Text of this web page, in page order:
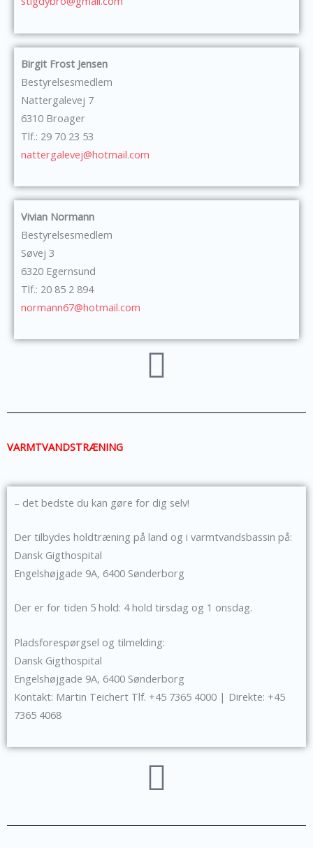
Birgit Frost Jensen
Bestyrelsesmedlem
Nattergalevej 7
6310 Broager
Tlf.: 29 70 23 53
nattergalevej@hotmail.com
Vivian Normann
Bestyrelsesmedlem
Søvej 3
6320 Egernsund
Tlf.: 20 85 2 894
normann67@hotmail.com
VARMTVANDSTRÆNING
– det bedste du kan gøre for dig selv!
Der tilbydes holdtræning på land og i varmtvandsbassin på:
Dansk Gigthospital
Engelshøjgade 9A, 6400 Sønderborg
Der er for tiden 5 hold: 4 hold tirsdag og 1 onsdag.
Pladsforespørgsel og tilmelding:
Dansk Gigthospital
Engelshøjgade 9A, 6400 Sønderborg
Kontakt: Martin Teichert Tlf. +45 7365 4000 | Direkte: +45
7365 4068